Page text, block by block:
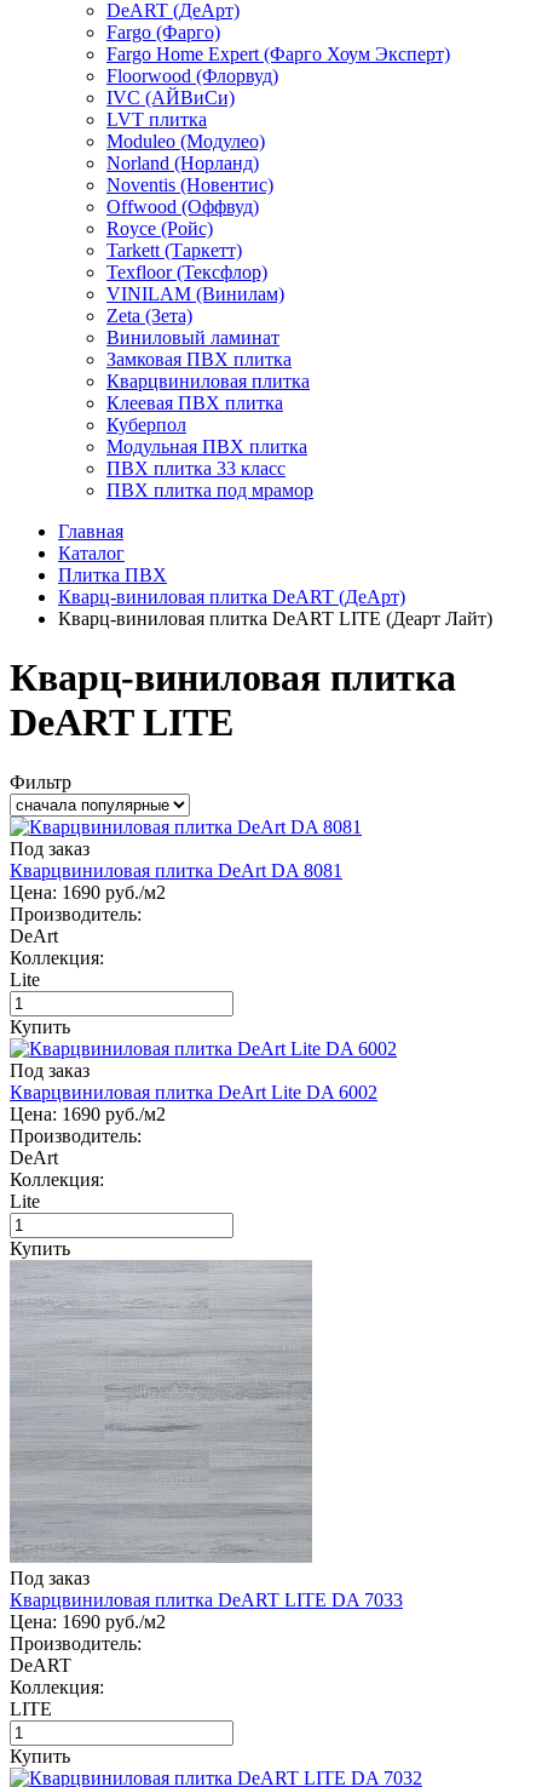
DeART (ДеАрт)
Fargo (Фарго)
Fargo Home Expert (Фарго Хоум Эксперт)
Floorwood (Флорвуд)
IVC (АЙВиСи)
LVT плитка
Moduleo (Модулео)
Norland (Норланд)
Noventis (Новентис)
Offwood (Оффвуд)
Royce (Ройс)
Tarkett (Таркетт)
Texfloor (Тексфлор)
VINILAM (Винилам)
Zeta (Зета)
Виниловый ламинат
Замковая ПВХ плитка
Кварцвиниловая плитка
Клеевая ПВХ плитка
Куберпол
Модульная ПВХ плитка
ПВХ плитка 33 класс
ПВХ плитка под мрамор
Главная
Каталог
Плитка ПВХ
Кварц-виниловая плитка DeART (ДеАрт)
Кварц-виниловая плитка DeART LITE (Деарт Лайт)
Кварц-виниловая плитка
DeART LITE
Фильтр
Под заказ
Кварцвиниловая плитка DeArt DA 8081
Цена: 1690 руб./м2
Производитель:
DeArt
Коллекция:
Lite
Купить
Под заказ
Кварцвиниловая плитка DeArt Lite DA 6002
Цена: 1690 руб./м2
Производитель:
DeArt
Коллекция:
Lite
Купить
Под заказ
Кварцвиниловая плитка DeART LITE DA 7033
Цена: 1690 руб./м2
Производитель:
DeART
Коллекция:
LITE
Купить